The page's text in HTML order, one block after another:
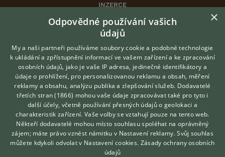
INZERCE
DISKUSE
ČLÁNKY
ATLAS
O nás
Kontakt
Možnosti zvýraznění inzerátů
Podmínky užití
Zpracování osobních údajů
Hledáte zvířecího kamaráda?
Zdarma vám poradí
VETERINÁŘ ONLINE
KONZULTOVAT S
VETERINÁŘEM
×
Odpovědné používání vašich
údajů
My a naši partneři používáme soubory cookie a podobné technologie
k ukládání a zpřístupnění informací ve vašem zařízení a ke zpracování
osobních údajů, jako je vaše IP adresa, jedinečné identifikátory a
údaje o prohlížení, pro personalizovanou reklamu a obsah, měření
reklamy a obsahu, analýzu publika a zlepšování služeb. Dodavatelé
třetích stran (1866) mohou vaše údaje zpracovávat také pro tyto i
další účely, včetně používání přesných údajů o geolokaci a
charakteristik zařízení. Vaše volby se vztahují pouze na tento web.
Někteří dodavatelé mohou místo souhlasu spoléhat na oprávněný
zájem; máte právo vznést námitku v Nastavení reklamy. Svůj souhlas
můžete kdykoli odvolat v Nastavení cookies. Zásady ochrany osobních
údajů